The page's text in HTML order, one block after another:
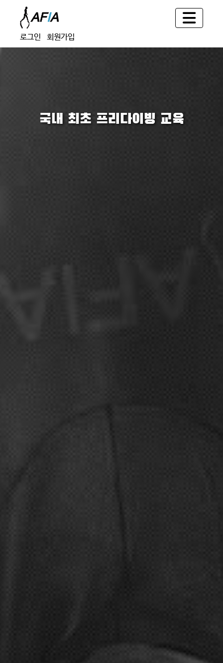
로그인 회원가입
국내 최초 프리다이빙 교육